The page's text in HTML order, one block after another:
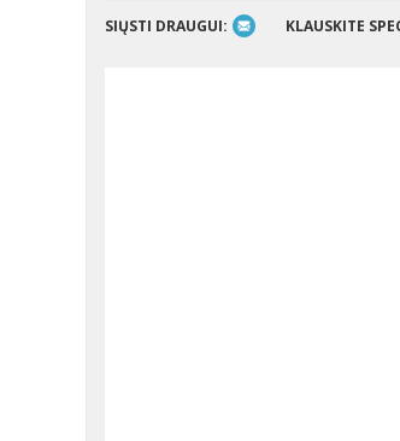
SIŲSTI DRAUGUI: KLAUSKITE